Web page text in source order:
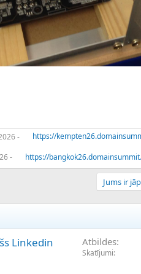
-
https://
-
https://
Jums ir
Linkedin
Atbildes
Skatījumi